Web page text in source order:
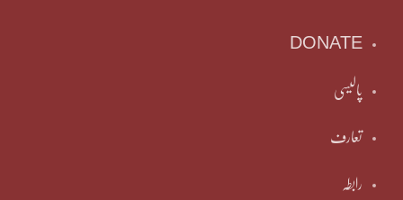
DONATE
پالیسی
تعارف
رابطہ